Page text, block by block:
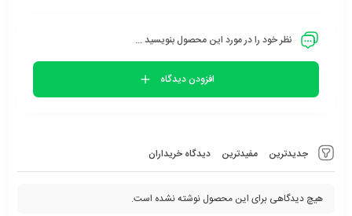
جدیدترین مفیدترین دیدگاه خریداران
هیچ دیدگاهی برای این محصول نوشته نشده است.
نظر خود را در مورد این محصول بنویسید ...
افزودن دیدگاه